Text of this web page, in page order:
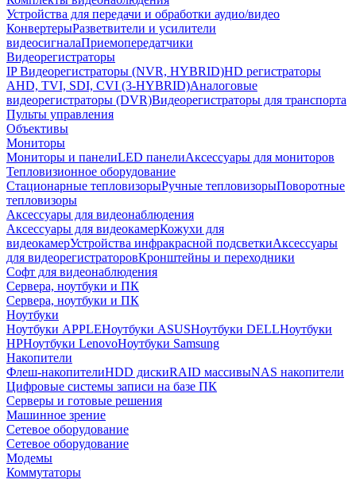
Устройства для передачи и обработки аудио/видео
КонвертерыРазветвители и усилители
видеосигналаПриемопередатчики
Видеорегистраторы
IP Видеорегистраторы (NVR, HYBRID)HD регистраторы
AHD, TVI, SDI, CVI (3-HYBRID)Аналоговые
видеорегистраторы (DVR)Видеорегистраторы для транспорта
Пульты управления
Объективы
Мониторы
Мониторы и панелиLED панелиАксессуары для мониторов
Тепловизионное оборудование
Стационарные тепловизорыРучные тепловизорыПоворотные
тепловизоры
Аксессуары для видеонаблюдения
Аксессуары для видеокамерКожухи для
видеокамерУстройства инфракрасной подсветкиАксессуары
для видеорегистраторовКронштейны и переходники
Софт для видеонаблюдения
Сервера, ноутбуки и ПК
Сервера, ноутбуки и ПК
Ноутбуки
Ноутбуки APPLEНоутбуки ASUSНоутбуки DELLНоутбуки
HPНоутбуки LenovoНоутбуки Samsung
Накопители
Флеш-накопителиHDD дискиRAID массивыNAS накопители
Цифровые системы записи на базе ПК
Серверы и готовые решения
Машинное зрение
Сетевое оборудование
Сетевое оборудование
Модемы
Коммутаторы